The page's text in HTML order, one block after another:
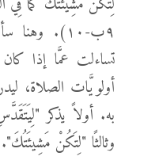
٩ب-١٠).
تساءلت عمَّا إذا
أولويَّات الصلاة،
به. أولاً يذكر
وثالثًا "لِتَكُنْ